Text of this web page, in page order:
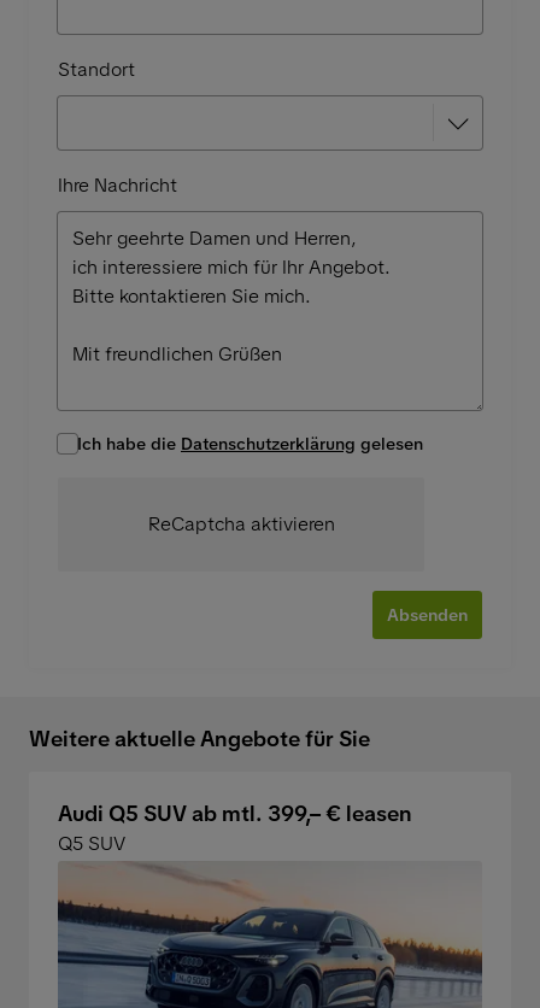
Standort
Ihre Nachricht
Ich habe die Datenschutzerklärung gelesen
ReCaptcha aktivieren
Absenden
Weitere aktuelle Angebote für Sie
Audi Q5 SUV ab mtl. 399,– € leasen
Q5 SUV